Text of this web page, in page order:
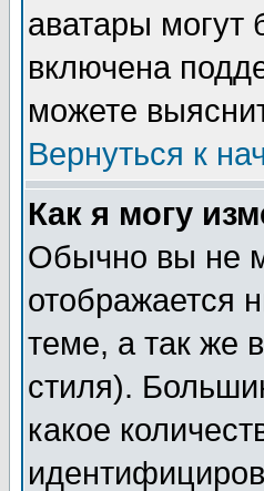
аватары
включена
можете
Вернуться к
Как я могу
Обычно вы не
отображается
теме, а так же
стиля).
какое